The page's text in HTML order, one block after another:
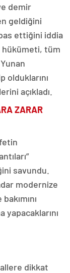
demir
geldiğini
ettiğini iddia
hükümeti, tüm
olduklarını
açıkladı.
ZARAR
savundu.
modernize
dikkat